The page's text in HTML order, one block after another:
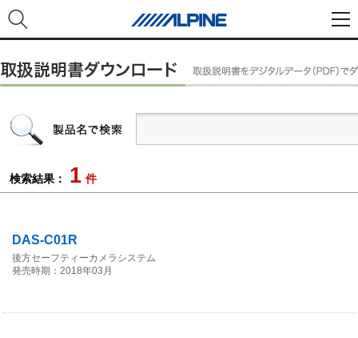
検索結果： 1 件
DAS-C01R
後方セーフティーカメラシステム
発売時期：2018年03月